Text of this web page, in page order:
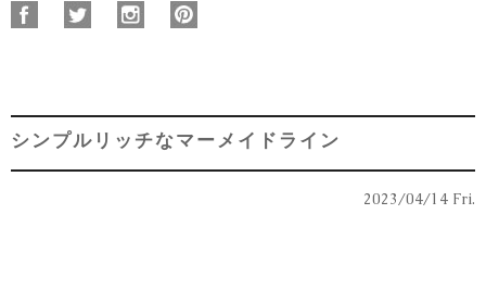
シンプルリッチなマーメイドライン
2023/04/14 Fri.